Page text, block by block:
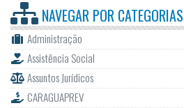
NAVEGAR POR CATEGORIAS
Administração
Assistência Social
Assuntos Jurídicos
CARAGUAPREV